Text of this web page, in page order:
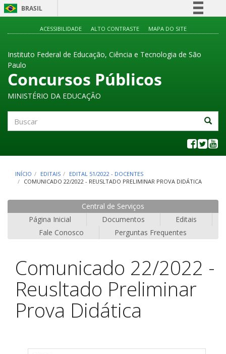
BRASIL
Participe
Legislação
ACESSIBILIDADE ALTO CONTRASTE MAPA DO SITE
Instituto Federal de Educação, Ciência e Tecnologia de São
Paulo
Concursos Públicos
MINISTÉRIO DA EDUCAÇÃO
INÍCIO EDITAIS
EDITAL 51/2022 - DOCENTES
COMUNICADO 22/2022 - REUSLTADO PRELIMINAR PROVA DIDÁTICA
Central de Serviços
Página Inicial
Documentos
Editais
Fale Conosco
Perguntas Frequentes
Comunicado 22/2022 -
Reusltado Preliminar
Prova Didática